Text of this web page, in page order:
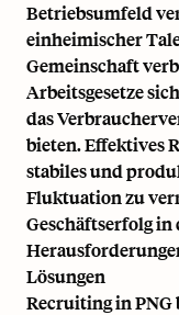
Betriebsumfeld
einheimischer
Gemeinschaft
Arbeitsgesetze
das
bieten. Effektives
stabiles und
Fluktuation zu
Geschäftserfolg in
Lösungen
Recruiting in